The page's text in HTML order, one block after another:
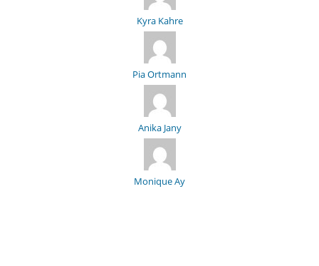
Kyra Kahre
Pia Ortmann
Anika Jany
Monique Ay